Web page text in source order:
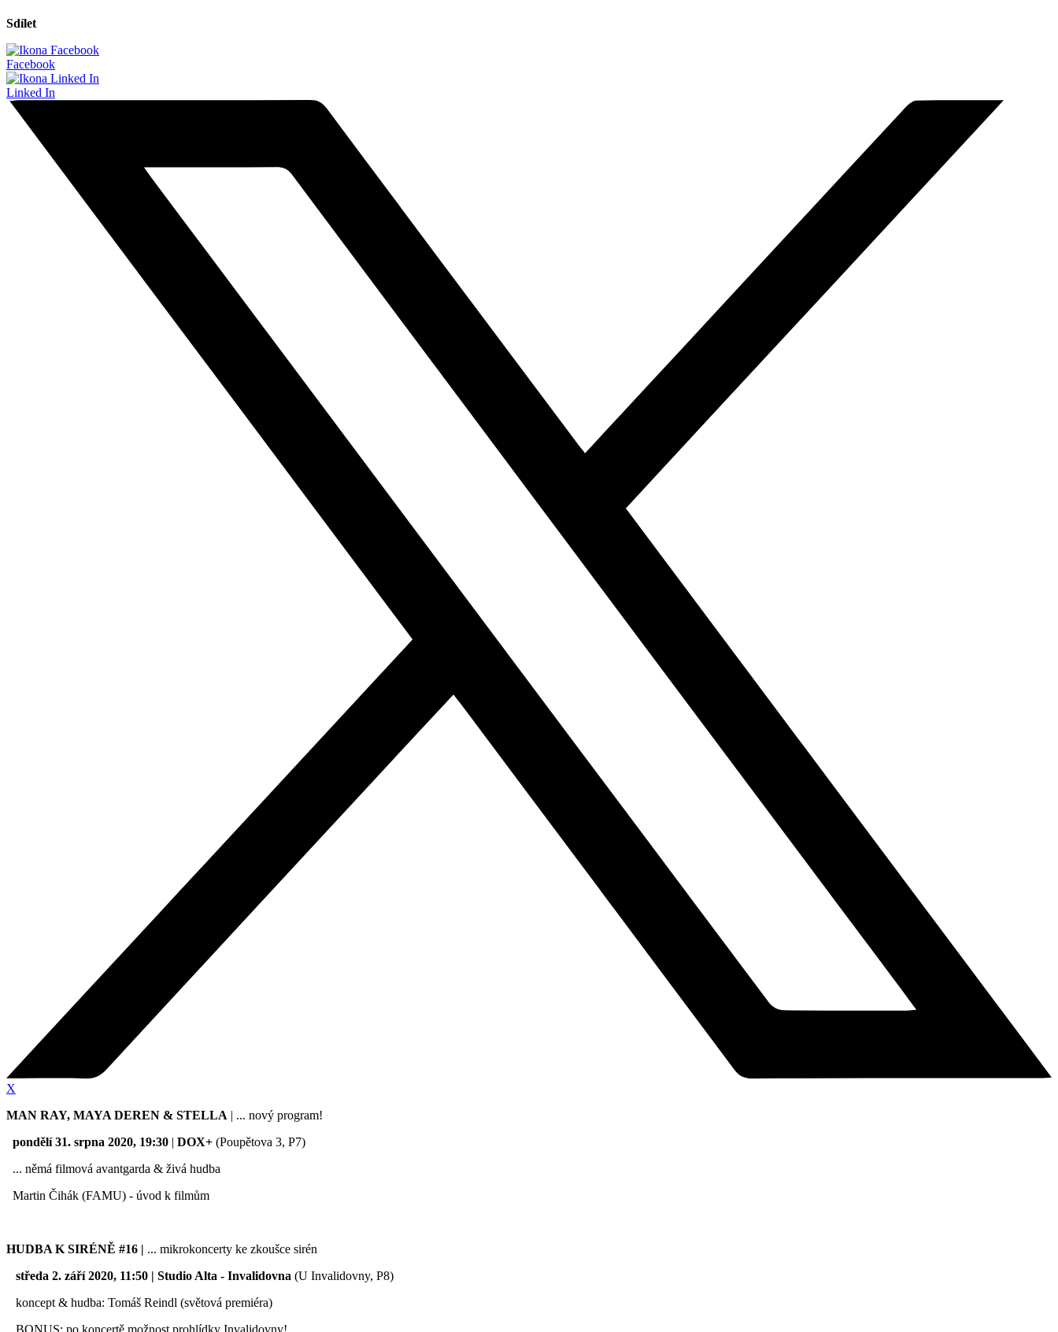
Sdílet
Facebook
Linked In
X
MAN RAY, MAYA DEREN & STELLA | ... nový program!
pondělí 31. srpna 2020, 19:30 | DOX+ (Poupětova 3, P7)
... němá filmová avantgarda & živá hudba
Martin Čihák (FAMU) - úvod k filmům
HUDBA K SIRÉNĚ #16 | ... mikrokoncerty ke zkoušce sirén
středa 2. září 2020, 11:50 | Studio Alta - Invalidovna (U Invalidovny, P8)
koncept & hudba: Tomáš Reindl (světová premiéra)